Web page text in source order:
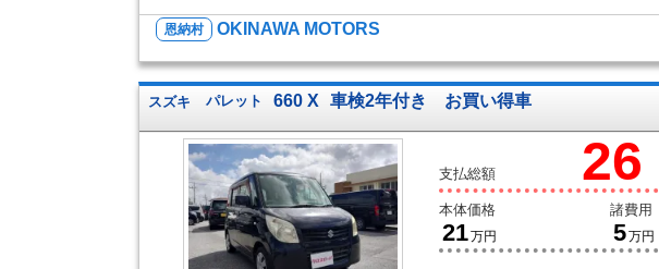
恩納村 OKINAWA MOTORS
スズキ パレット 660 X 車検2年付き お買い得車
支払総額 26
本体価格
21万円
諸費用
5万円